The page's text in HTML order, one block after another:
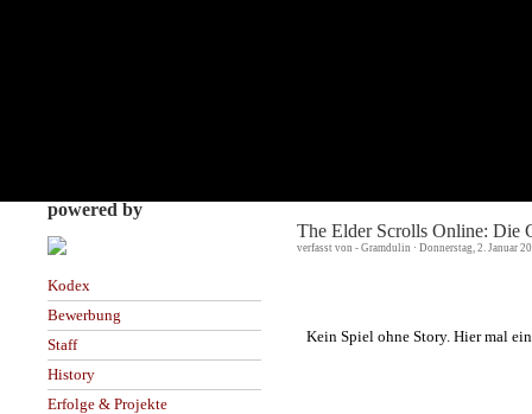
powered by
Kodex
Bewerbung
Staff
History
Erfolge & Projekte
The Elder Scrolls Online: Die
verfasst von - Gramdulin · Donnerstag, 2. Januar
Kein Spiel ohne Story. Hier mal